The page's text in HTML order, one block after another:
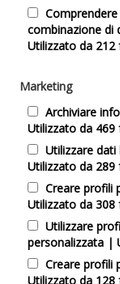
combinazione di
Utilizzato da
Marketing
Archiviare
Utilizzato da
Utilizzare
Utilizzato da
Creare profili
Utilizzato da
Utilizzare
personalizzata |
Creare profili
Utilizzato da